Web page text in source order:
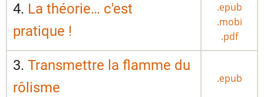
4. La théorie… c'est
pratique !
.epub
.mobi
.pdf
3. Transmettre la flamme du
rôlisme
.epub